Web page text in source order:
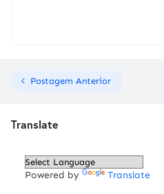
Postagem Anterior
Translate
Powered by Translate